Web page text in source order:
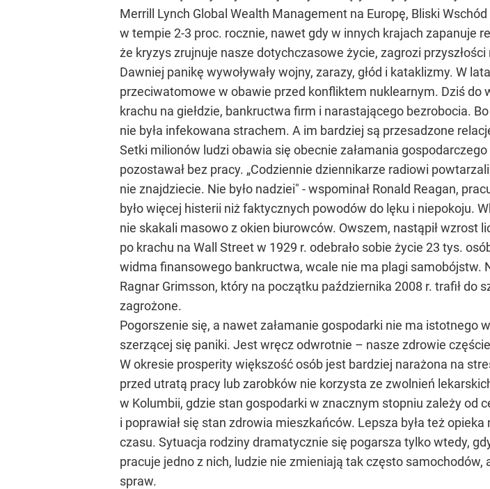
Merrill Lynch Global Wealth Management na Europę, Bliski
w tempie 2-3 proc. rocznie, nawet gdy w innych krajach zapanuje
że kryzys zrujnuje nasze dotychczasowe życie, zagrozi przyszłości
Dawniej panikę wywoływały wojny, zarazy, głód i kataklizmy. W
przeciwatomowe w obawie przed konfliktem nuklearnym. Dziś
krachu na giełdzie, bankructwa firm i narastającego bezrobocia.
nie była infekowana strachem. A im bardziej są przesadzone
Setki milionów ludzi obawia się obecnie załamania
pozostawał bez pracy. „Codziennie dziennikarze radiowi
nie znajdziecie. Nie było nadziei" - wspominał Ronald Reagan,
było więcej histerii niż faktycznych powodów do lęku i niepokoju.
nie skakali masowo z okien biurowców. Owszem, nastąpił wzrost
po krachu na Wall Street w 1929 r. odebrało sobie życie 23 tys.
widma finansowego bankructwa, wcale nie ma plagi samobójstw.
Ragnar Grimsson, który na początku października 2008 r. trafił do
zagrożone.
Pogorszenie się, a nawet załamanie gospodarki nie ma istotnego
szerzącej się paniki. Jest wręcz odwrotnie – nasze zdrowie
W okresie prosperity większość osób jest bardziej narażona na
przed utratą pracy lub zarobków nie korzysta ze zwolnień
w Kolumbii, gdzie stan gospodarki w znacznym stopniu zależy od
i poprawiał się stan zdrowia mieszkańców. Lepsza była też
czasu. Sytuacja rodziny dramatycznie się pogarsza tylko wtedy,
pracuje jedno z nich, ludzie nie zmieniają tak często
spraw.